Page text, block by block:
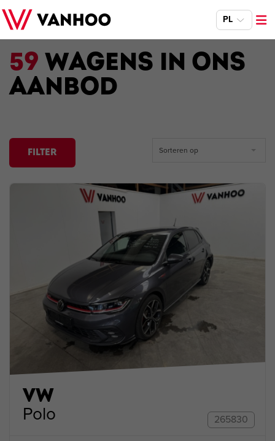
PL
59 WAGENS IN ONS
AANBOD
FILTER Sorteren op
VW
Polo 265830